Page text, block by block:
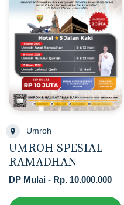
Umroh
UMROH SPESIAL
RAMADHAN
DP Mulai - Rp. 10.000.000